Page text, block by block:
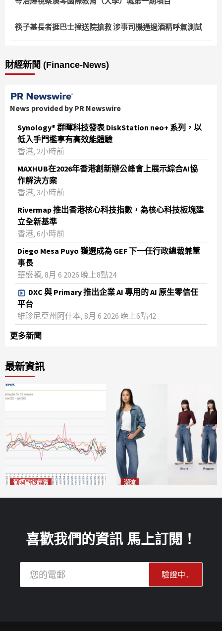
筷子基長者捱巴士撞送院搶救 涉事司機通過酒精呼氣測試
財經新聞 (Finance-News)
News provided by PR Newswire
Synology® 群暉科技發表 DiskStation neo+ 系列，以
低入手門檻享有高效能體驗
香港, 2小時前
MAXHUB在2026年香港創新辦公峰會上展示綜合AI協
作解決方案
香港, 3小時前
Rivermap 推出香港核心科技指數，為核心科技板塊建
立全新基準
香港, 6小時前
Diego Mesa Puyo 獲選成為 GEF 下一任行政總裁兼董
事長
華盛頓, 8月 6 2026 晚上8點24
DXC 與 Primary 推出企業 AI 專用的 AI 原生零信任
平台
維珍尼亞州阿什本, 8月 6 2026 晚上6點42
更多新聞
最新資訊
葡語國家經貿 潮流
喜歡我們的資訊 馬上訂閱！